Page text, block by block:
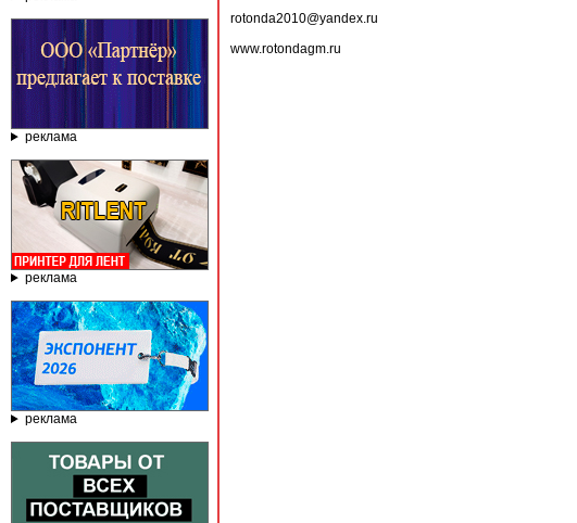
реклама
реклама
реклама
rotonda2010@yandex.ru
www.rotondagm.ru